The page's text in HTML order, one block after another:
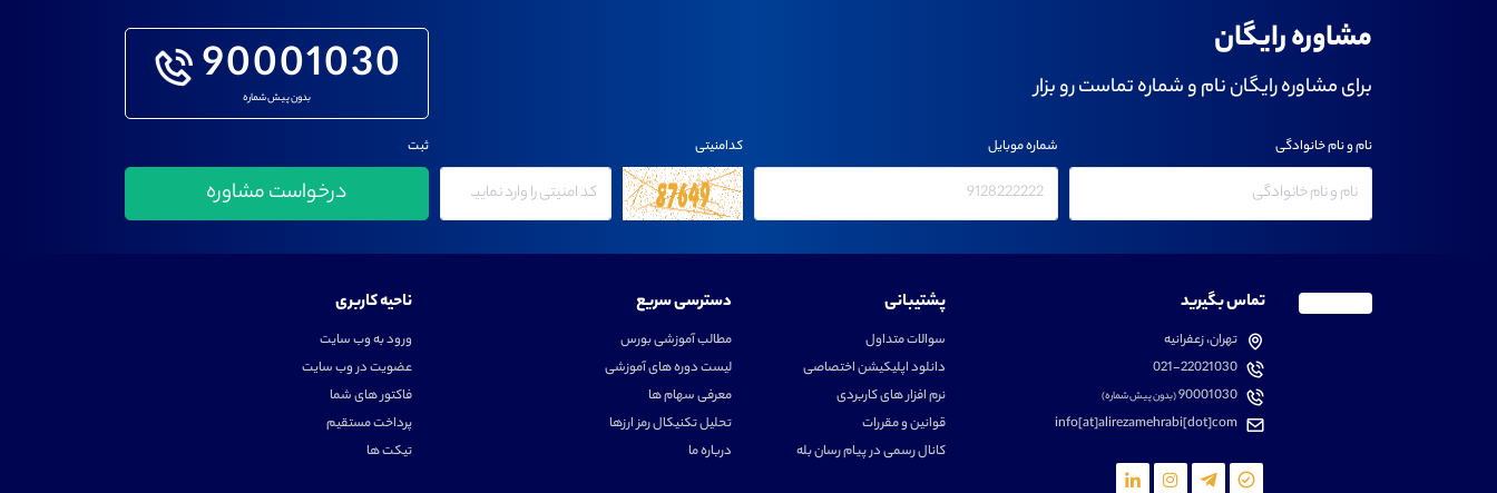
مشاوره رایگان
برای مشاوره رایگان نام و شماره تماست رو بزار 90001030
بدون پیش شماره
نام و نام خانوادگی شماره موبایل کدامنیتی ثبت
تماس بگیرید
تهران، زعفرانیه
021-22021030
90001030(بدون پیش شماره)
info[at]alirezamehrabi[dot]com
پشتیبانی
سوالات متداول
دانلود اپلیکیشن اختصاصی
نرم افزار های کاربردی
قوانین و مقررات
کانال رسمی در پیام رسان بله
دسترسی سریع
مطالب آموزشی بورس
لیست دوره های آموزشی
معرفی سهام ها
تحلیل تکنیکال رمز ارزها
درباره ما
ناحیه کاربری
ورود به وب سایت
عضویت در وب سایت
فاکتور های شما
پرداخت مستقیم
تیکت ها